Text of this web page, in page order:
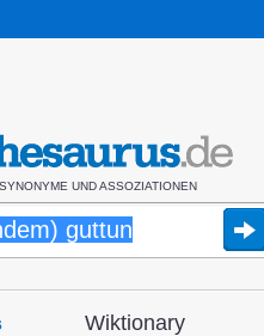
SYNONYME UND ASSOZIATIONEN
Wiktionary